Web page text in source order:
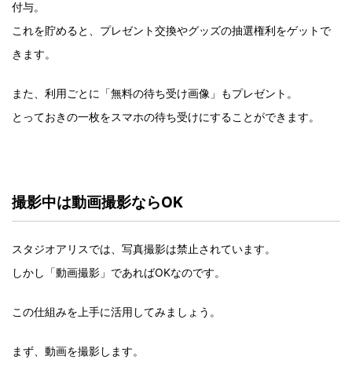
付与。
これを貯めると、プレゼント交換やグッズの抽選権利をゲットで
きます。
また、利用ごとに「無料の待ち受け画像」もプレゼント。
とっておきの一枚をスマホの待ち受けにすることができます。
撮影中は動画撮影ならOK
スタジオアリスでは、写真撮影は禁止されています。
しかし「動画撮影」であればOKなのです。
この仕組みを上手に活用してみましょう。
まず、動画を撮影します。